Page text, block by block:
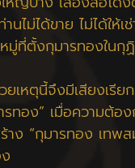
ไม่ได้ขาย ไม่ได้ให้เ
มู่ที่ตั้งกุมารทองในกุฏิ
งมีเสียงเรียกร้
รทอง” เมื่อความต้อง
าง “กุมารทอง เทพ